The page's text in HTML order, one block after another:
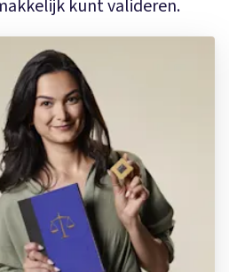
kunt valideren.